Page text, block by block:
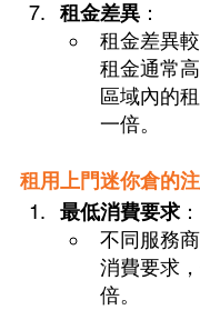
租金差異 ：
租金差異
租金通常
區域內的
一倍。
租用上門迷你倉的
最低消費要求 ：
不同服務
消費要求
倍。